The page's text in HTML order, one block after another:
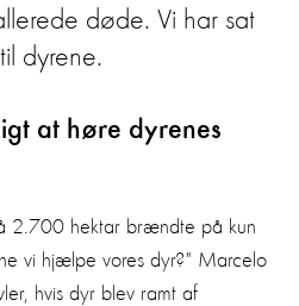
døde. Vi har sat
dyrene.
at høre dyrenes
2.700 hektar brændte på kun
vi hjælpe vores dyr?" Marcelo
hvis dyr blev ramt af